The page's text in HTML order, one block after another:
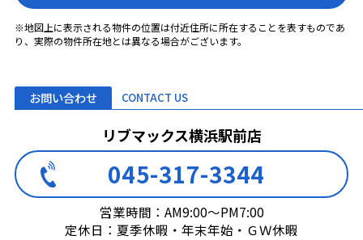
※地図上に表示される物件の位置は付近住所に所在することを表すものであ
り、実際の物件所在地とは異なる場合がございます。
お問い合わせ CONTACT US
リブマックス横浜駅前店
045-317-3344
営業時間：AM9:00～PM7:00
定休日：夏季休暇・年末年始・ＧＷ休暇